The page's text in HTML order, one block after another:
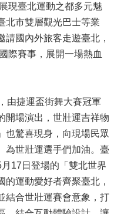
現臺北運動之都多元魅
北市雙層觀光巴士等業
國內外旅客走遊臺北，
際賽事，展開一場熱血
由捷運盃街舞大賽冠軍
開場演出，世壯運吉祥物
也驚喜現身，向現場民眾
為世壯運選手們加油。臺
17日登場的「雙北世界
運動愛好者齊聚臺北，
結合世壯運賽會意象，打